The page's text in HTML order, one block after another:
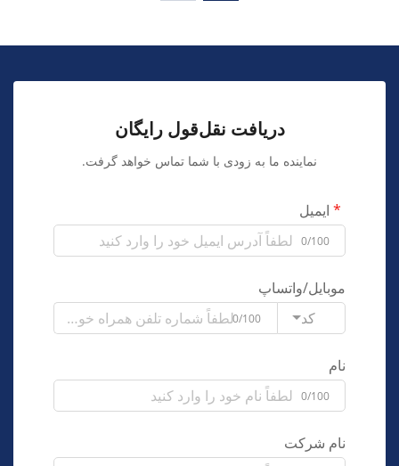
دریافت نقل‌قول رایگان
نماینده ما به زودی با شما تماس خواهد گرفت.
ایمیل
0/100
موبایل/واتساپ
کد
0/100
نام
0/100
نام شرکت